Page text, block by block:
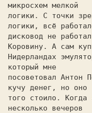
микросхем мелкой
логики. С точки
логики, всё
дисковод не
Коровину. А сам
Нидерландах
который мне
посоветовал Антон
кучу денег, но оно
того стоило. Когда
несколько вечеров